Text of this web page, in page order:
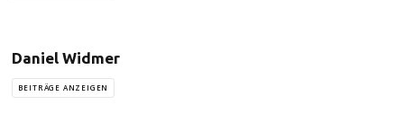
Daniel Widmer
BEITRÄGE ANZEIGEN